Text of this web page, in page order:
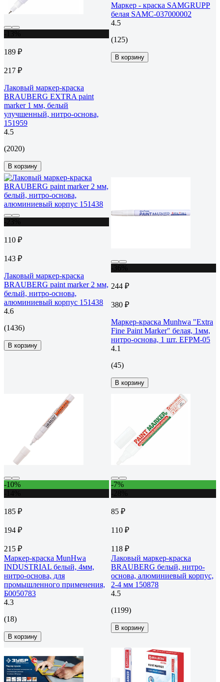
189 ₽
217 ₽
Лаковый маркер-краска
BRAUBERG EXTRA paint
marker 1 мм, белый
улучшенный, нитро-основа,
151959
4.5
(2020)
В корзину
Маркер - краска SAMGRUPP
белая SAMC-037000002
4.5
(125)
В корзину
110 ₽
143 ₽
Лаковый маркер-краска
BRAUBERG paint marker 2 мм,
белый, нитро-основа,
алюминиевый корпус 151438
4.6
(1436)
В корзину
244 ₽
380 ₽
Маркер-краска Munhwa "Extra
Fine Paint Marker" белая, 1мм,
нитро-основа, 1 шт. EFPM-05
4.1
(45)
В корзину
-10%
185 ₽
194 ₽
215 ₽
Маркер-краска MunHwa
INDUSTRIAL белый, 4мм,
нитро-основа, для
промышленного применения,
Б0050783
4.3
(18)
В корзину
-7%
85 ₽
110 ₽
118 ₽
Лаковый маркер-краска
BRAUBERG белый, нитро-
основа, алюминиевый корпус,
2-4 мм 150878
4.5
(1199)
В корзину